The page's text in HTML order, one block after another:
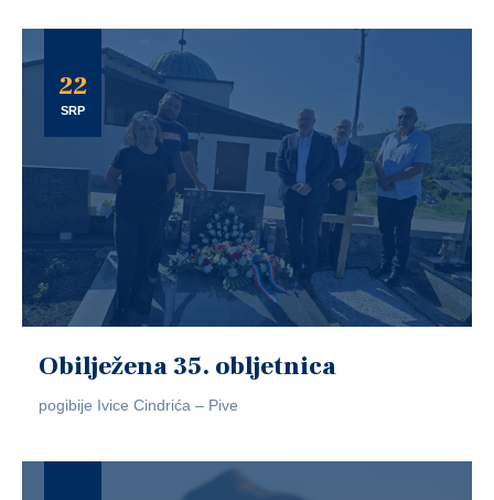
22
SRP
Obilježena 35. obljetnica
pogibije Ivice Cindrića – Pive